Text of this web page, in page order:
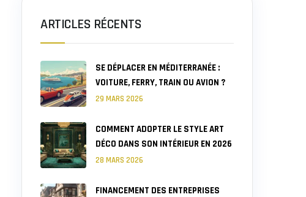
ARTICLES RÉCENTS
SE DÉPLACER EN MÉDITERRANÉE :
VOITURE, FERRY, TRAIN OU AVION ?
29 MARS 2026
COMMENT ADOPTER LE STYLE ART
DÉCO DANS SON INTÉRIEUR EN 2026
28 MARS 2026
FINANCEMENT DES ENTREPRISES